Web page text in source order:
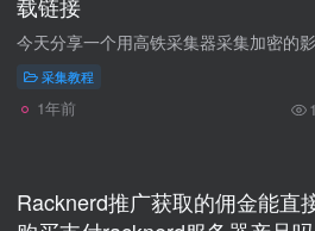
载链接
采集教程
1年前
Racknerd推广获取的佣金能直